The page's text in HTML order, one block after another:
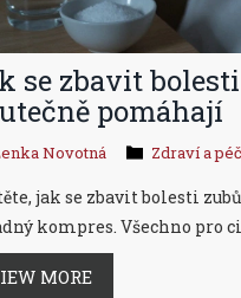
se zbavit
pomáhají
Novotná Zdraví a
jak se zbavit bolesti
kompres. Všechno pro
MORE